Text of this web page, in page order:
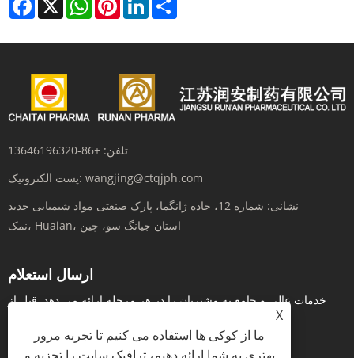
تلفن: +86-13646196320
پست الکترونیک: wangjing@ctqjph.com
نشانی:
شماره 12، جاده ژانگما، پارک صنعتی مواد شیمیایی جدید
نمک، Huaian، استان جیانگ سو، چین
ارسال استعلام
خدمات عالی و جامع به مشتریان را در هر مرحله ارائه می دهد. قبل از
X
ما از کوکی ها استفاده می کنیم تا تجربه مرور